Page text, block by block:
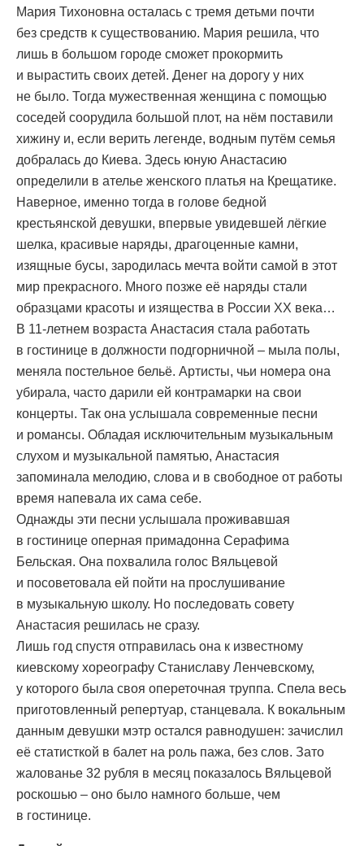
Мария Тихоновна осталась с тремя детьми почти
без средств к существованию. Мария решила, что
лишь в большом городе сможет прокормить
и вырастить своих детей. Денег на дорогу у них
не было. Тогда мужественная женщина с помощью
соседей соорудила большой плот, на нём поставили
хижину и, если верить легенде, водным путём семья
добралась до Киева. Здесь юную Анастасию
определили в ателье женского платья на Крещатике.
Наверное, именно тогда в голове бедной
крестьянской девушки, впервые увидевшей лёгкие
шелка, красивые наряды, драгоценные камни,
изящные бусы, зародилась мечта войти самой в этот
мир прекрасного. Много позже её наряды стали
образцами красоты и изящества в России ХХ века…
В 11-летнем возраста Анастасия стала работать
в гостинице в должности подгорничной – мыла полы,
меняла постельное бельё. Артисты, чьи номера она
убирала, часто дарили ей контрамарки на свои
концерты. Так она услышала современные песни
и романсы. Обладая исключительным музыкальным
слухом и музыкальной памятью, Анастасия
запоминала мелодию, слова и в свободное от работы
время напевала их сама себе.
Однажды эти песни услышала проживавшая
в гостинице оперная примадонна Серафима
Бельская. Она похвалила голос Вяльцевой
и посоветовала ей пойти на прослушивание
в музыкальную школу. Но последовать совету
Анастасия решилась не сразу.
Лишь год спустя отправилась она к известному
киевскому хореографу Станиславу Ленчевскому,
у которого была своя опереточная труппа. Спела весь
приготовленный репертуар, станцевала. К вокальным
данным девушки мэтр остался равнодушен: зачислил
её статисткой в балет на роль пажа, без слов. Зато
жалованье 32 рубля в месяц показалось Вяльцевой
роскошью – оно было намного больше, чем
в гостинице.